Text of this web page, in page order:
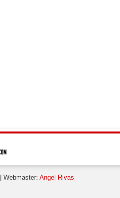
| Webmaster: Angel Rivas